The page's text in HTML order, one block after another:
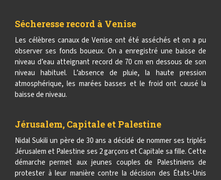
Sécheresse record à Venise
Les célèbres canaux de Venise ont été asséchés et on a pu
observer ses fonds boueux. On a enregistré une baisse de
niveau d’eau atteignant record de 70 cm en dessous de son
niveau habituel. L’absence de pluie, la haute pression
atmosphérique, les marées basses et le froid ont causé la
baisse de niveau.
Jérusalem, Capitale et Palestine
Nidal Sukili un père de 30 ans a décidé de nommer ses triplés
Jérusalem et Palestine ses 2 garçons et Capitale sa fille. Cette
démarche permet aux jeunes couples de Palestiniens de
protester à leur manière contre la décision des États-Unis